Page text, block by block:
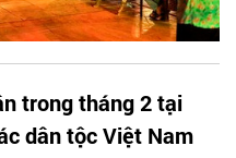
trong tháng 2 tại
dân tộc Việt Nam